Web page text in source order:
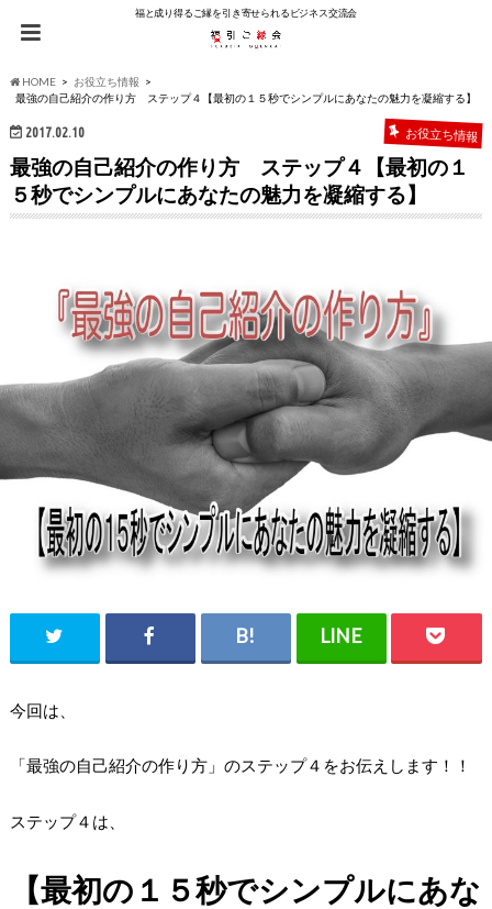
福と成り得るご縁を引き寄せられるビジネス交流会
HOME
お役立ち情報
最強の自己紹介の作り方 ステップ４【最初の１５秒でシンプルにあなたの魅力を凝縮する】
2017.02.10 お役立ち情報
最強の自己紹介の作り方 ステップ４【最初の１
５秒でシンプルにあなたの魅力を凝縮する】
今回は、
「最強の自己紹介の作り方」のステップ４をお伝えします！！
ステップ４は、
【最初の１５秒でシンプルにあな